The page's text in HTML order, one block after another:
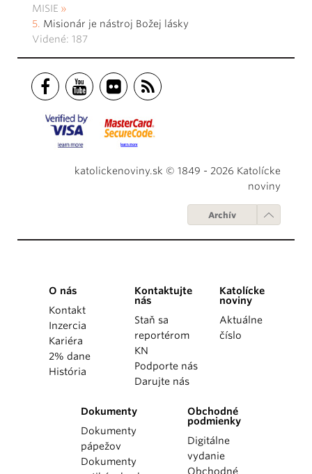
MISIE
Misionár je nástroj Božej lásky
Videné: 187
katolickenoviny.sk © 1849 - 2026 Katolícke
noviny
Archív
O nás
Kontakt
Inzercia
Kariéra
2% dane
História
Kontaktujte
nás
Staň sa
reportérom
KN
Podporte nás
Darujte nás
Katolícke
noviny
Aktuálne
číslo
Dokumenty
Dokumenty
pápežov
Dokumenty
Obchodné
podmienky
Digitálne
vydanie
Obchodné